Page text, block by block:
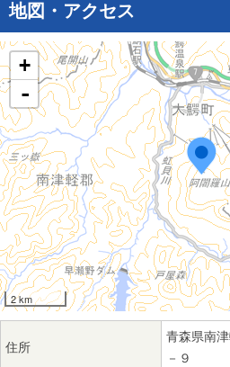
地図・アクセス
+
-
2 km
住所
青森県南
－９